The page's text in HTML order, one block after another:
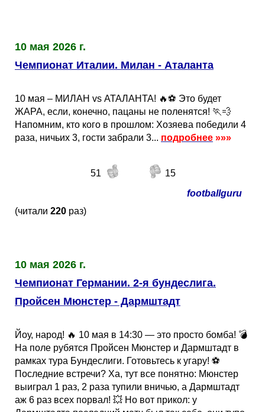
10 мая 2026 г.
Чемпионат Италии. Милан - Аталанта
10 мая – МИЛАН vs АТАЛАНТА! 🔥⚽️ Это будет
ЖАРА, если, конечно, пацаны не поленятся! 🏃💨
Напомним, кто кого в прошлом: Хозяева победили 4
раза, ничьих 3, гости забрали 3... подробнее »»»
51
15
footballguru
(читали 220 раз)
10 мая 2026 г.
Чемпионат Германии. 2-я бундеслига.
Пройсен Мюнстер - Дармштадт
Йоу, народ! 🔥 10 мая в 14:30 — это просто бомба! 💣
На поле рубятся Пройсен Мюнстер и Дармштадт в
рамках тура Бундеслиги. Готовьтесь к угару! ⚽️
Последние встречи? Ха, тут все понятно: Мюнстер
выиграл 1 раз, 2 раза тупили вничью, а Дармштадт
аж 6 раз всех порвал! 💥 Но вот прикол: у